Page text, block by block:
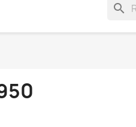
search